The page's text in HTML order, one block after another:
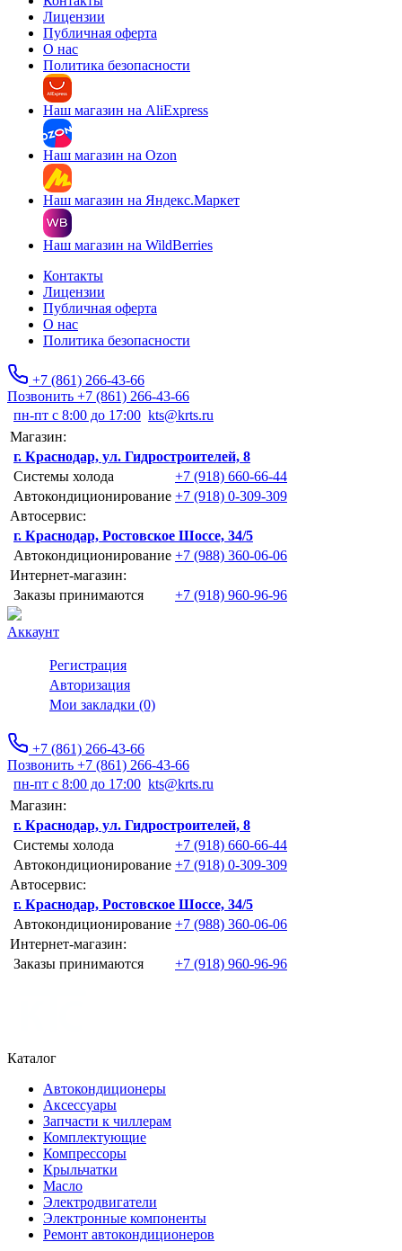
Лицензии
Публичная оферта
О нас
Политика безопасности
Наш магазин на AliExpress
Наш магазин на Ozon
Наш магазин на Яндекс.Маркет
Наш магазин на WildBerries
Контакты
Лицензии
Публичная оферта
О нас
Политика безопасности
+7 (861) 266-43-66
Позвонить +7 (861) 266-43-66
пн-пт с 8:00 до 17:00 kts@krts.ru
Магазин:
г. Краснодар, ул. Гидростроителей, 8
Системы холода
+7 (918) 660-66-44
Автокондиционирование +7 (918) 0-309-309
Автосервис:
г. Краснодар, Ростовское Шоссе, 34/5
Автокондиционирование +7 (988) 360-06-06
Интернет-магазин:
Заказы принимаются
+7 (918) 960-96-96
Аккаунт
Регистрация
Авторизация
Мои закладки (0)
+7 (861) 266-43-66
Позвонить +7 (861) 266-43-66
пн-пт с 8:00 до 17:00 kts@krts.ru
Магазин:
г. Краснодар, ул. Гидростроителей, 8
Системы холода
+7 (918) 660-66-44
Автокондиционирование +7 (918) 0-309-309
Автосервис:
г. Краснодар, Ростовское Шоссе, 34/5
Автокондиционирование +7 (988) 360-06-06
Интернет-магазин:
Заказы принимаются
+7 (918) 960-96-96
Каталог
Автокондиционеры
Аксессуары
Запчасти к чиллерам
Комплектующие
Компрессоры
Крыльчатки
Масло
Электродвигатели
Электронные компоненты
Ремонт автокондиционеров